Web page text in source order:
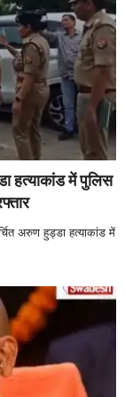
में पुलिस
अरुण हुड्डा हत्याकांड में